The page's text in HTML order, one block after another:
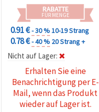
RABATTE
FÜR MENGE
0.91 €- 30 %10-19 Strang
0.78 €- 40 % 20 Strang +
Nicht auf Lager:
Erhalten Sie eine
Benachrichtigung per E-
Mail, wenn das Produkt
wieder auf Lager ist.